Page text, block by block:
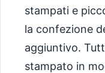
stampati e
la confezione
aggiuntivo.
stampato in